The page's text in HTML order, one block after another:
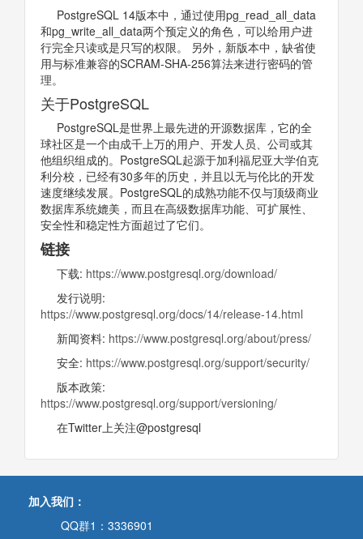
PostgreSQL 14版本中，通过使用pg_read_all_data
和pg_write_all_data两个预定义的角色，可以给用户进
行完全只读或是只写的权限。 另外，新版本中，缺省使
用与标准兼容的SCRAM-SHA-256算法来进行密码的管
理。
关于PostgreSQL
PostgreSQL是世界上最先进的开源数据库，它的全
球社区是一个由成千上万的用户、开发人员、公司或其
他组织组成的。PostgreSQL起源于加利福尼亚大学伯克
利分校，已经有30多年的历史，并且以无与伦比的开发
速度继续发展。PostgreSQL的成熟功能不仅与顶级商业
数据库系统媲美，而且在高级数据库功能、可扩展性、
安全性和稳定性方面超过了它们。
链接
下载: https://www.postgresql.org/download/
发行说明:
https://www.postgresql.org/docs/14/release-14.html
新闻资料: https://www.postgresql.org/about/press/
安全: https://www.postgresql.org/support/security/
版本政策:
https://www.postgresql.org/support/versioning/
在Twitter上关注@postgresql
加入我们：
QQ群1：3336901